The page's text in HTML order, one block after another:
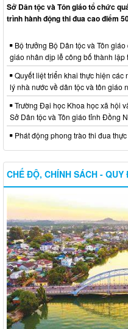
Sở Dân tộc và Tôn giáo tổ chức
trình hành động thi đua cao điểm
Bộ trưởng Bộ Dân tộc và Tôn
giáo nhân dịp lễ công bố thành
Quyết liệt triển khai thực hiện các
lý nhà nước về dân tộc và tôn giáo
Trường Đại học Khoa học xã hội
Sở Dân tộc và Tôn giáo tỉnh Đồng
Phát động phong trào thi đua
CHẾ ĐỘ, CHÍNH SÁCH - QUY